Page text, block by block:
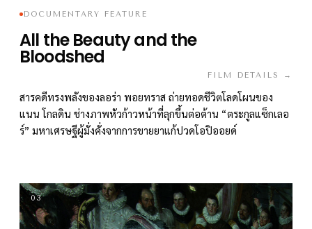
DOCUMENTARY FEATURE
All the Beauty and the
Bloodshed
FILM DETAILS →
สารคดีทรงพลังของลอร่า พอยทราส ถ่ายทอดชีวิตโลดโผนของ
แนน โกลดิน ช่างภาพหัวก้าวหน้าที่ลุกขึ้นต่อต้าน “ตระกูลแซ็กเลอ
ร์” มหาเศรษฐีผู้มั่งคั่งจากการขายยาแก้ปวดโอปิออยด์
03